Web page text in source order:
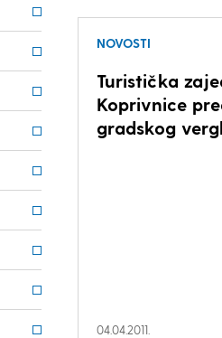
NOVOSTI
Turistička
Koprivnice
gradskog
04.04.2011.